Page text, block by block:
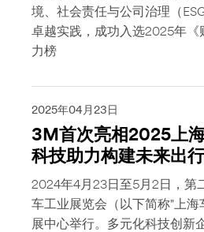
境、社会责任与公司治理（
卓越实践，成功入选2025年《
力榜
2025年04月23日
3M首次亮相2025上
科技助力构建未来出
2024年4月23日至5月2日，第
车工业展览会（以下简称"上海
展中心举行。多元化科技创新